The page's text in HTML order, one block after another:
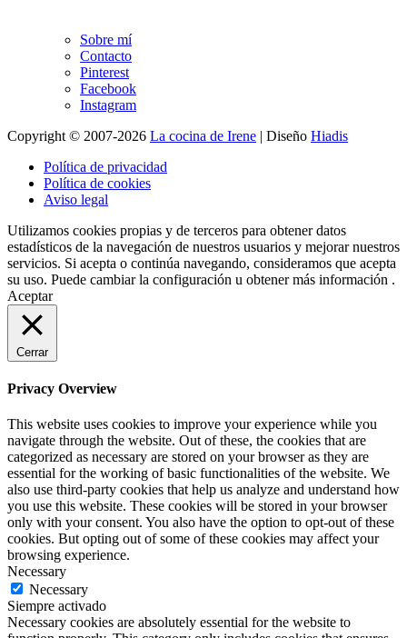
Sobre mí
Contacto
Pinterest
Facebook
Instagram
Copyright © 2007-2026 La cocina de Irene | Diseño Hiadis
Política de privacidad
Política de cookies
Aviso legal
Utilizamos cookies propias y de terceros para obtener datos
estadísticos de la navegación de nuestros usuarios y mejorar nuestros
servicios. Si acepta o continúa navegando, consideramos que acepta
su uso. Puede cambiar la configuración u obtener más información .
Aceptar
Cerrar
Privacy Overview
This website uses cookies to improve your experience while you
navigate through the website. Out of these, the cookies that are
categorized as necessary are stored on your browser as they are
essential for the working of basic functionalities of the website. We
also use third-party cookies that help us analyze and understand how
you use this website. These cookies will be stored in your browser
only with your consent. You also have the option to opt-out of these
cookies. But opting out of some of these cookies may affect your
browsing experience.
Necessary
Necessary
Siempre activado
Necessary cookies are absolutely essential for the website to